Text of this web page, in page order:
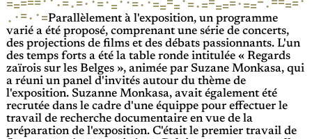
== · · · = = =· == = =·= ===·== · =
· ·=· ·=Parallèlement à l'exposition, un programme
varié a été proposé, comprenant une série de concerts,
des projections de films et des débats passionnants. L'un
des temps forts a été la table ronde intitulée « Regards
zaïrois sur les Belges », animée par Suzane Monkasa, qui
a réuni un panel d'invités autour du thème de
l'exposition. Suzanne Monkasa, avait également été
recrutée dans le cadre d'une équippe pour effectuer le
travail de recherche documentaire en vue de la
préparation de l'exposition. C'était le premier travail de